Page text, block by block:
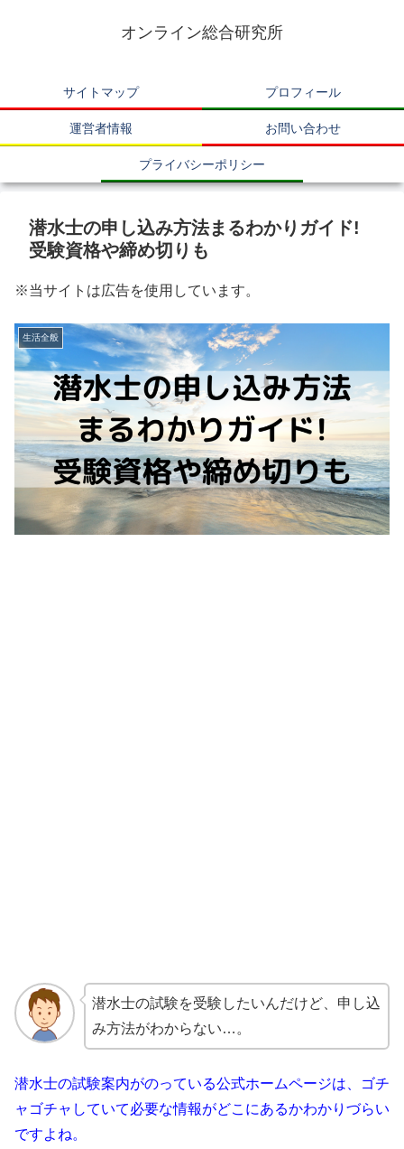
オンライン総合研究所
サイトマップ プロフィール
運営者情報 お問い合わせ
プライバシーポリシー
潜水士の申し込み方法まるわかりガイド!
受験資格や締め切りも
※当サイトは広告を使用しています。
生活全般
潜水士の試験を受験したいんだけど、申し込
み方法がわからない…。
潜水士の試験案内がのっている公式ホームページは、ゴチ
ャゴチャしていて必要な情報がどこにあるかわかりづらい
ですよね。